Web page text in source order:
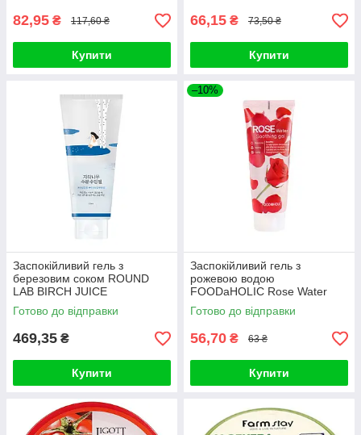
82,95 ₴ 117,60 ₴
Купити
66,15 ₴ 73,50 ₴
Купити
Заспокійливий гель з
березовим соком ROUND
LAB BIRCH JUICE
MOISTURIZING SOOTHING
GEL 150ml
Готово до відправки
469,35 ₴
Купити
–10%
Заспокійливий гель з
рожевою водою
FOODaHOLIC Rose Water
Soothing Gel 100 мл
Готово до відправки
56,70 ₴ 63 ₴
Купити